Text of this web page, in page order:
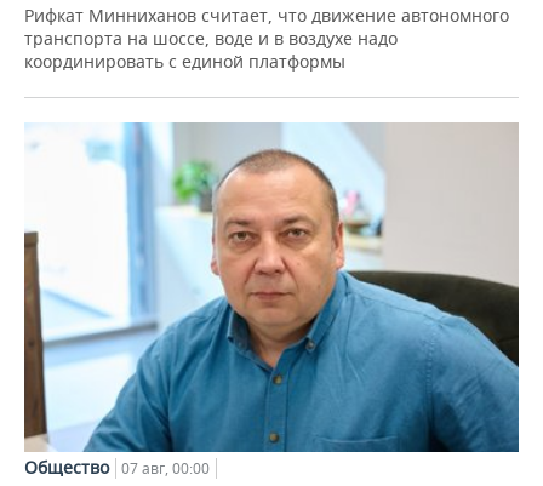
Рифкат Минниханов считает, что движение автономного
транспорта на шоссе, воде и в воздухе надо
координировать с единой платформы
Общество 07 авг, 00:00